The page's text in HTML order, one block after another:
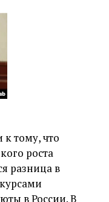
тому, что
роста
разница в
в России. В